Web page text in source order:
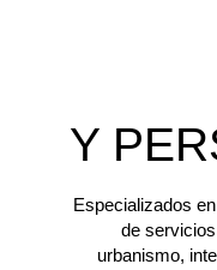
Y
Especializados
de
urbanismo,